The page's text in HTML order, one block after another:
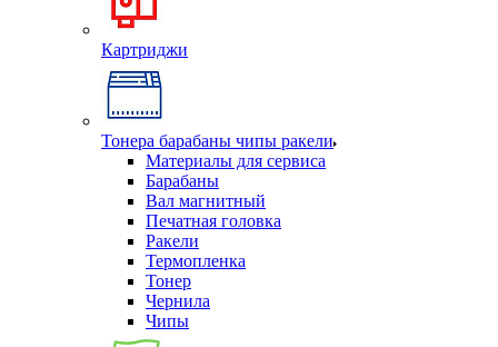
Картриджи
Тонера барабаны чипы ракели
Материалы для сервиса
Барабаны
Вал магнитный
Печатная головка
Ракели
Термопленка
Тонер
Чернила
Чипы